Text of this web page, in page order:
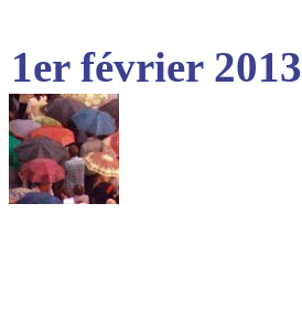
1er février 2013